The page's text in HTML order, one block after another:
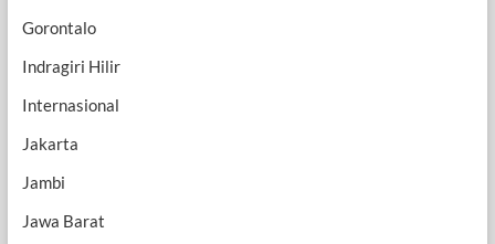
Gorontalo
Indragiri Hilir
Internasional
Jakarta
Jambi
Jawa Barat